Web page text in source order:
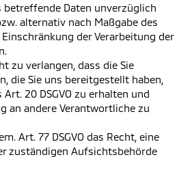
betreffende Daten unverzüglich
alternativ nach Maßgabe des
Einschränkung der Verarbeitung der
zu verlangen, dass die Sie
die Sie uns bereitgestellt haben,
Art. 20 DSGVO zu erhalten und
an andere Verantwortliche zu
Art. 77 DSGVO das Recht, eine
zuständigen Aufsichtsbehörde